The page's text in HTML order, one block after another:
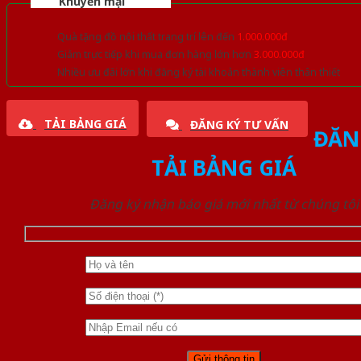
Quà tặng đồ nội thất trang trí lên đến 1.000.000đ
Giảm trực tiếp khi mua đơn hàng lớn hơn 3.000.000đ
Nhiều ưu đãi lớn khi đăng ký tài khoản thành viên thân thiết
TẢI BẢNG GIÁ ĐĂNG KÝ TƯ VẤN
TẢI BẢNG GIÁ
Đăng ký nhận báo giá mới nhất từ chúng tôi